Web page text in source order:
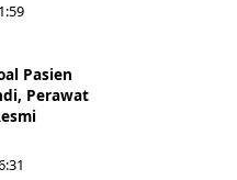
Pasien
Perawat